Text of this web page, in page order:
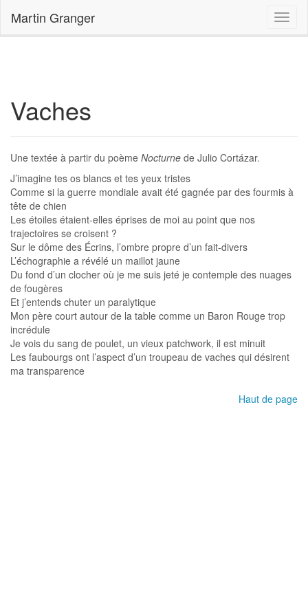
Martin Granger
Accueil Vaches
Vaches
Une textée à partir du poème Nocturne de Julio Cortázar.
J’imagine tes os blancs et tes yeux tristes
Comme si la guerre mondiale avait été gagnée par des fourmis à
tête de chien
Les étoiles étaient-elles éprises de moi au point que nos
trajectoires se croisent ?
Sur le dôme des Écrins, l’ombre propre d’un fait-divers
L’échographie a révélé un maillot jaune
Du fond d’un clocher où je me suis jeté je contemple des nuages
de fougères
Et j’entends chuter un paralytique
Mon père court autour de la table comme un Baron Rouge trop
incrédule
Je vois du sang de poulet, un vieux patchwork, il est minuit
Les faubourgs ont l’aspect d’un troupeau de vaches qui désirent
ma transparence
Haut de page